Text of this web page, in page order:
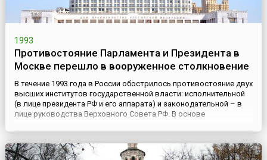
1993
Противостояние Парламента и Президента в
Москве перешло в вооруженное столкновение
В течение 1993 года в России обострилось противостояние двух
высших институтов государственной власти: исполнительной
(в лице президента РФ и его аппарата) и законодательной – в
лице руководства Верховного Совета РФ. В основе
к развитию конституционного процесса, осуществлению
стратегии и тактики переходного периода.В марте 1993 года на
...